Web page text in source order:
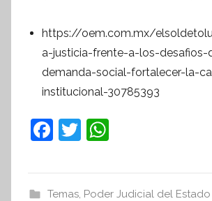
https://oem.com.mx/
a-justicia-frente-a-los-desafios-
demanda-social-fortalecer-la-
institucional-30785393
F
T
Temas, Poder Judicial del